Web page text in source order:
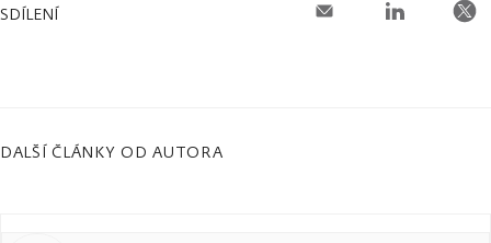
SDÍLENÍ
DALŠÍ ČLÁNKY OD AUTORA